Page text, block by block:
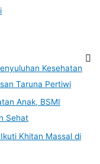
Kesehatan
Taruna Pertiwi
Anak, BSMI
Sehat
Khitan Massal di